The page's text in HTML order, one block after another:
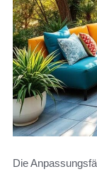
Die